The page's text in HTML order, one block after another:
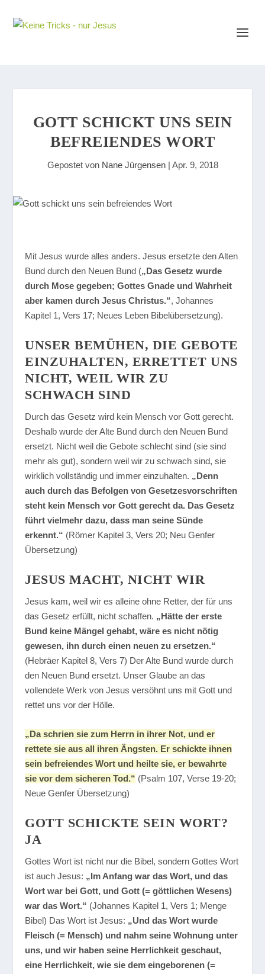
GOTT SCHICKT UNS SEIN
BEFREIENDES WORT
Gepostet von Nane Jürgensen| Apr. 9, 2018
Mit Jesus wurde alles anders. Jesus ersetzte den Alten
Bund durch den Neuen Bund („Das Gesetz wurde
durch Mose gegeben; Gottes Gnade und Wahrheit
aber kamen durch Jesus Christus.“, Johannes
Kapitel 1, Vers 17; Neues Leben Bibelübersetzung).
UNSER BEMÜHEN, DIE GEBOTE
EINZUHALTEN, ERRETTET UNS
NICHT, WEIL WIR ZU
SCHWACH SIND
Durch das Gesetz wird kein Mensch vor Gott gerecht.
Deshalb wurde der Alte Bund durch den Neuen Bund
ersetzt. Nicht weil die Gebote schlecht sind (sie sind
mehr als gut), sondern weil wir zu schwach sind, sie
wirklich vollständig und immer einzuhalten. „Denn
auch durch das Befolgen von Gesetzesvorschriften
steht kein Mensch vor Gott gerecht da. Das Gesetz
führt vielmehr dazu, dass man seine Sünde
erkennt.“ (Römer Kapitel 3, Vers 20; Neu Genfer
Übersetzung)
JESUS MACHT, NICHT WIR
Jesus kam, weil wir es alleine ohne Retter, der für uns
das Gesetz erfüllt, nicht schaffen. „Hätte der erste
Bund keine Mängel gehabt, wäre es nicht nötig
gewesen, ihn durch einen neuen zu ersetzen.“
(Hebräer Kapitel 8, Vers 7) Der Alte Bund wurde durch
den Neuen Bund ersetzt. Unser Glaube an das
vollendete Werk von Jesus versöhnt uns mit Gott und
rettet uns vor der Hölle.
„Da schrien sie zum Herrn in ihrer Not, und er
rettete sie aus all ihren Ängsten. Er schickte ihnen
sein befreiendes Wort und heilte sie, er bewahrte
sie vor dem sicheren Tod.“ (Psalm 107, Verse 19-20;
Neue Genfer Übersetzung)
GOTT SCHICKTE SEIN WORT?
JA
Gottes Wort ist nicht nur die Bibel, sondern Gottes Wort
ist auch Jesus: „Im Anfang war das Wort, und das
Wort war bei Gott, und Gott (= göttlichen Wesens)
war das Wort.“ (Johannes Kapitel 1, Vers 1; Menge
Bibel) Das Wort ist Jesus: „Und das Wort wurde
Fleisch (= Mensch) und nahm seine Wohnung unter
uns, und wir haben seine Herrlichkeit geschaut,
eine Herrlichkeit, wie sie dem eingeborenen (=